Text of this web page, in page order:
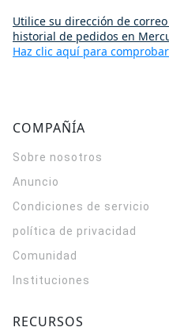
Utilice su dirección de
historial de pedidos en
Haz clic aquí para
COMPAÑÍA
Sobre nosotros
Anuncio
Condiciones de servicio
política de privacidad
Comunidad
Instituciones
RECURSOS